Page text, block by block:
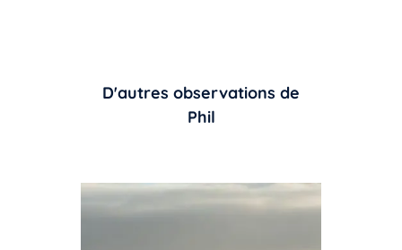
D'autres observations de
Phil